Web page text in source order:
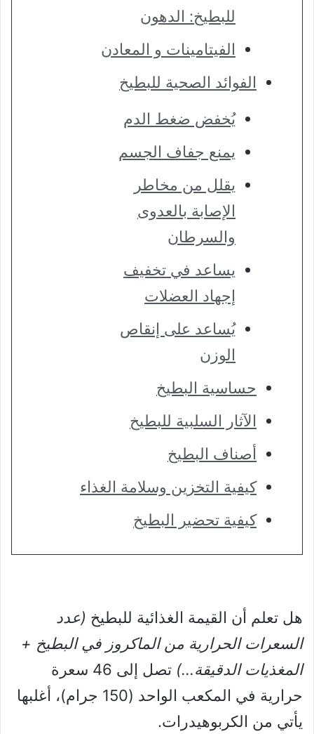
للبطيخ: الدهون
الفيتامينات و المعادن
الفوائد الصحية للبطيخ
يُخفض ضغط الدم
يمنع جفاف الجسم
يقلل من مخاطر
الإصابة بالعدوى
والسرطان
يساعد في تخفيف
إجهاد العضلات
يُساعد على إنقاص
الوزن
حساسية البطيخ
الآثار السلبية للبطيخ
أصناف البطيخ
كيفية التخزين وسلامة الغذاء
كيفية تحضير البطيخ
هل تعلم أن القيمة الغذائية للبطيخ (عدد
السعرات الحرارية من الماكروز في البطيخ +
المغذيات الدقيقة…)
تصل إلى 46 سعرة
حرارية في المكعب الواحد (150 جرام)، أغلبها
يأتي من الكربوهيدرات.